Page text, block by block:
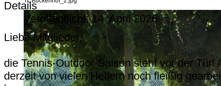
Details
Veröffentlicht: 14. April 2026
Liebe Mitglieder,
die Tennis-Outdoor-Saison steht vor der Tür!
derzeit von vielen Helfern noch fleißig